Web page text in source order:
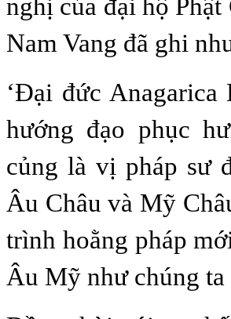
nghị của đại hộ
Nam Vang đã ghi
‘Ðại đức Anagarica
hướng đạo phục
củng là vị pháp sư
Âu Châu và Mỹ
trình hoằng pháp
Âu Mỹ như chúng